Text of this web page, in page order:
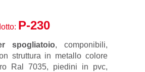
P-230
spogliatoio, componibili,
struttura in metallo colore
Ral 7035, piedini in pvc,